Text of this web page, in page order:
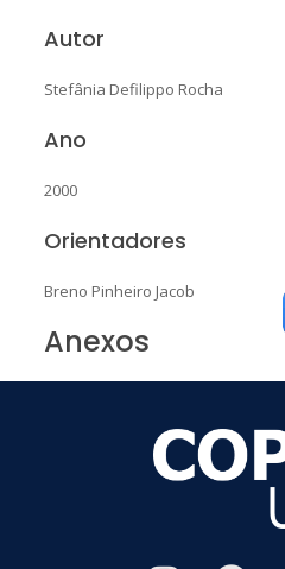
Autor
Stefânia Defilippo Rocha
Ano
2000
Orientadores
Breno Pinheiro Jacob
Anexos